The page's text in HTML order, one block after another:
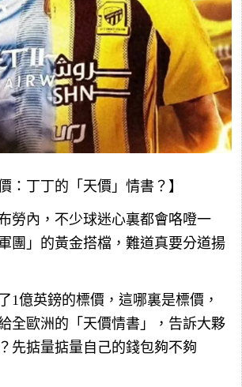
：丁丁的「天價」情書？】
勞內，不少球迷心裏都會咯噔一
團」的黃金搭檔，難道真要分道揚
1億英鎊的標價，這哪裏是標價，
全歐洲的「天價情書」，告訴大夥
先掂量掂量自己的錢包夠不夠